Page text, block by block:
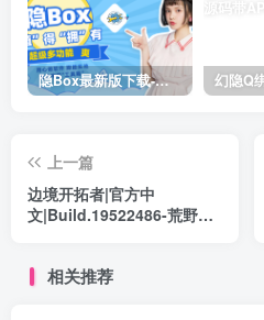
隐Box最新版下载-极致模式
上一篇
边境开拓者|官方中
文|Build.19522486-荒野战
相关推荐